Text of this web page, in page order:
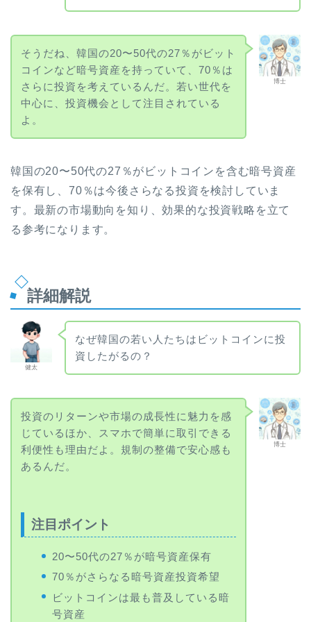
博士
そうだね、韓国の20〜50代の27％がビット
コインなど暗号資産を持っていて、70％は
さらに投資を考えているんだ。若い世代を
中心に、投資機会として注目されている
よ。
韓国の20〜50代の27％がビットコインを含む暗号資産
を保有し、70％は今後さらなる投資を検討していま
す。最新の市場動向を知り、効果的な投資戦略を立て
る参考になります。
詳細解説
健太
なぜ韓国の若い人たちはビットコインに投
資したがるの？
博士
投資のリターンや市場の成長性に魅力を感
じているほか、スマホで簡単に取引できる
利便性も理由だよ。規制の整備で安心感も
あるんだ。
注目ポイント
20〜50代の27％が暗号資産保有
70％がさらなる暗号資産投資希望
ビットコインは最も普及している暗
号資産